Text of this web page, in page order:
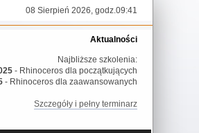
08 Sierpień 2026, godz.09:41
Aktualności
Najbliższe szkolenia:
- Rhinoceros dla początkujących
- Rhinoceros dla zaawansowanych
Szczegóły i pełny terminarz